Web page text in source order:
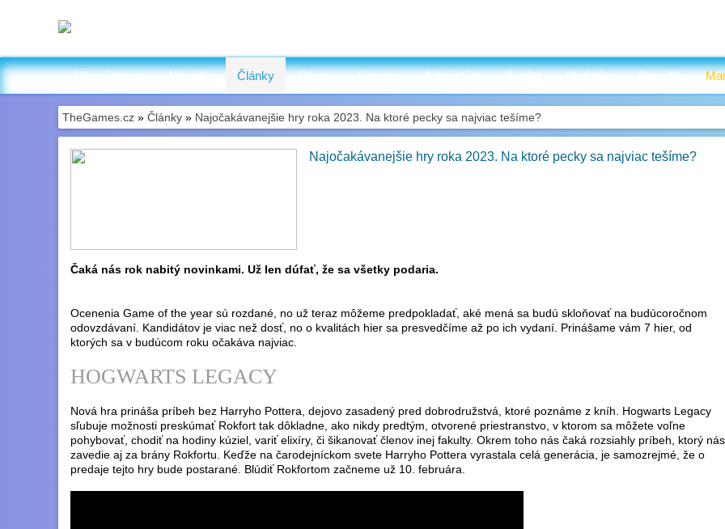
Hlavní strana Novinky Články Fórum Servery Admin tým Banlist Statistiky Pravidla
TheGames.cz » Články » Najočakávanejšie hry roka 2023. Na ktoré pecky sa najviac tešíme?
Najočakávanejšie hry roka 2023. Na ktoré pecky sa najviac tešíme?
Čaká nás rok nabitý novinkami. Už len dúfať, že sa všetky podaria.
Ocenenia Game of the year sú rozdané, no už teraz môžeme predpokladať, aké mená sa budú skloňovať na budúcoročnom
odovzdávaní. Kandidátov je viac než dosť, no o kvalitách hier sa presvedčíme až po ich vydaní. Prinášame vám 7 hier, od
ktorých sa v budúcom roku očakáva najviac.
HOGWARTS LEGACY
Nová hra prináša príbeh bez Harryho Pottera, dejovo zasadený pred dobrodružstvá, ktoré poznáme z kníh. Hogwarts Legacy
sľubuje možnosti preskúmať Rokfort tak dôkladne, ako nikdy predtým, otvorené priestranstvo, v ktorom sa môžete voľne
pohybovať, chodiť na hodiny kúziel, variť elixíry, či šikanovať členov inej fakulty. Okrem toho nás čaká rozsiahly príbeh, ktorý nás
zavedie aj za brány Rokfortu. Keďže na čarodejníckom svete Harryho Pottera vyrastala celá generácia, je samozrejmé, že o
predaje tejto hry bude postarané. Blúdiť Rokfortom začneme už 10. februára.